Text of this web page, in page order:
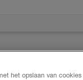
het opslaan van